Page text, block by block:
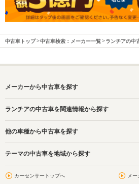
中古車トップ 中古車検索：メーカー一覧 ランチアの中
メーカーから中古車を探す
ランチアの中古車を関連情報から探す
他の車種から中古車を探す
テーマの中古車を地域から探す
カーセンサートップへ メ